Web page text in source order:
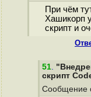
При чём
Хашикорп
скрипт и
51.
скрипт
Сообщение